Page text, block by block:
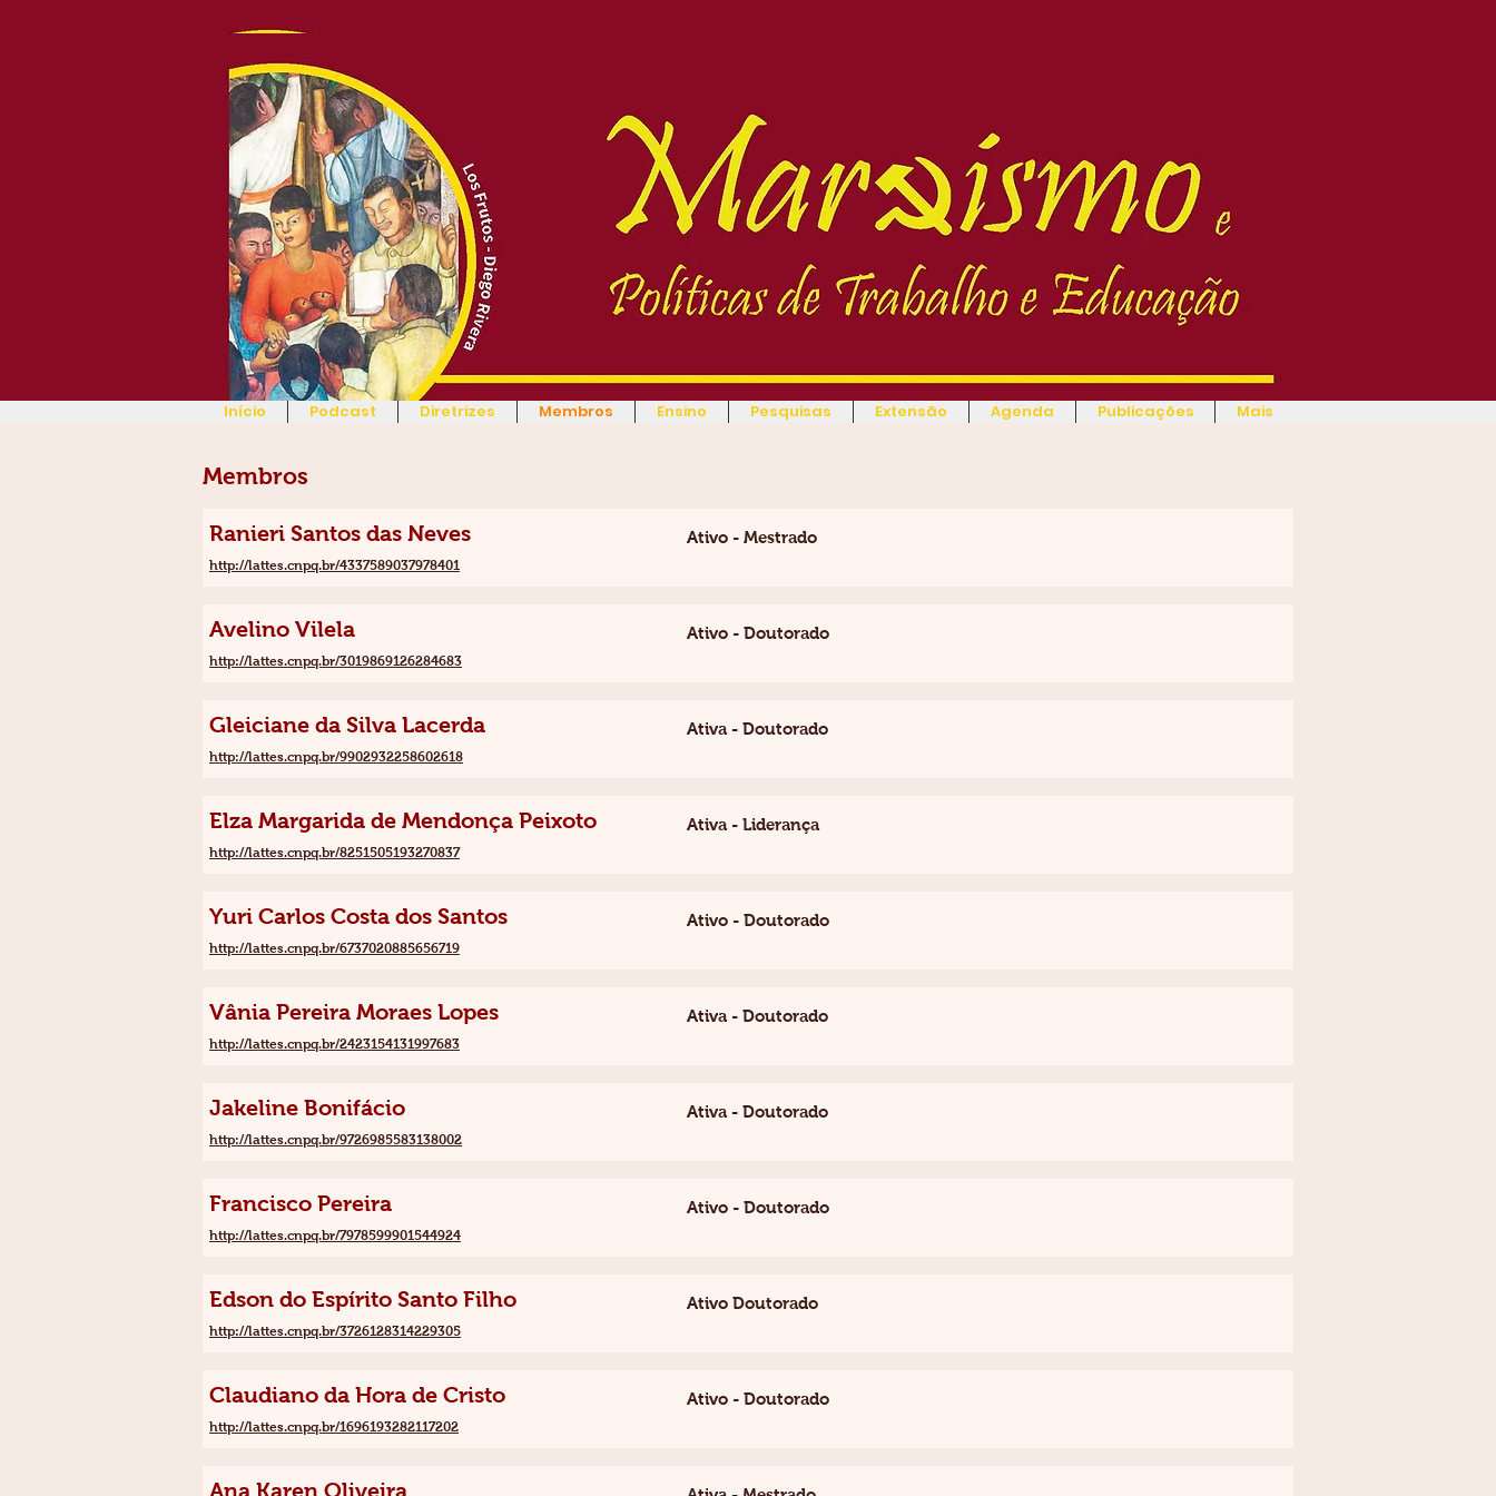
Início Podcast Diretrizes Membros Ensino Pesquisas Extensão Agenda Publicações Mais
Membros
Ranieri Santos das Neves Ativo - Mestrado
http://lattes.cnpq.br/4337589037978401
Avelino Vilela Ativo - Doutorado
http://lattes.cnpq.br/3019869126284683
Gleiciane da Silva Lacerda Ativa - Doutorado
http://lattes.cnpq.br/9902932258602618
Elza Margarida de Mendonça Peixoto Ativa - Liderança
http://lattes.cnpq.br/8251505193270837
Yuri Carlos Costa dos Santos Ativo - Doutorado
http://lattes.cnpq.br/6737020885656719
Vânia Pereira Moraes Lopes Ativa - Doutorado
http://lattes.cnpq.br/2423154131997683
Jakeline Bonifácio Ativa - Doutorado
http://lattes.cnpq.br/9726985583138002
Francisco Pereira Ativo - Doutorado
http://lattes.cnpq.br/7978599901544924
Edson do Espírito Santo Filho Ativo Doutorado
http://lattes.cnpq.br/3726128314229305
Claudiano da Hora de Cristo Ativo - Doutorado
http://lattes.cnpq.br/1696193282117202
Ana Karen Oliveira